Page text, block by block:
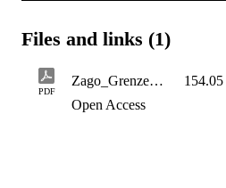
Files and links (1)
PDF
Zago_Grenzen und Risiken beim Anbau von Süßkirschen in Höhenlagen
Open Access